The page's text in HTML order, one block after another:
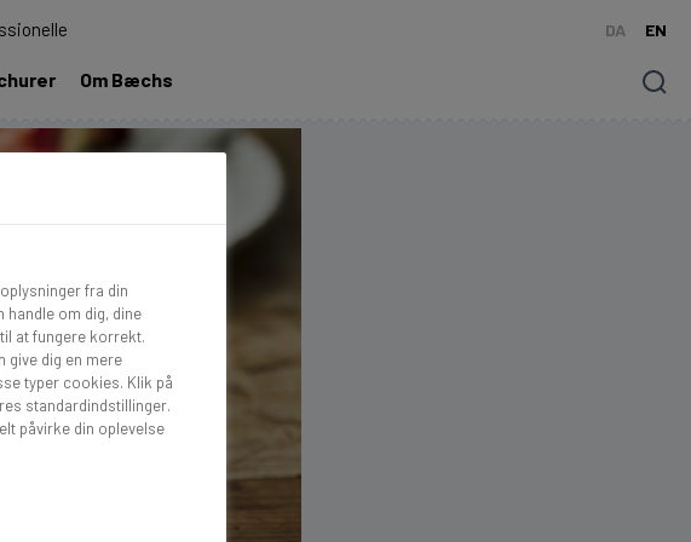
Om Bæchs Søg
DA EN
fra din
om dig, dine
at fungere korrekt.
give dig en mere
typer cookies. Klik på
standardindstillinger.
påvirke din oplevelse